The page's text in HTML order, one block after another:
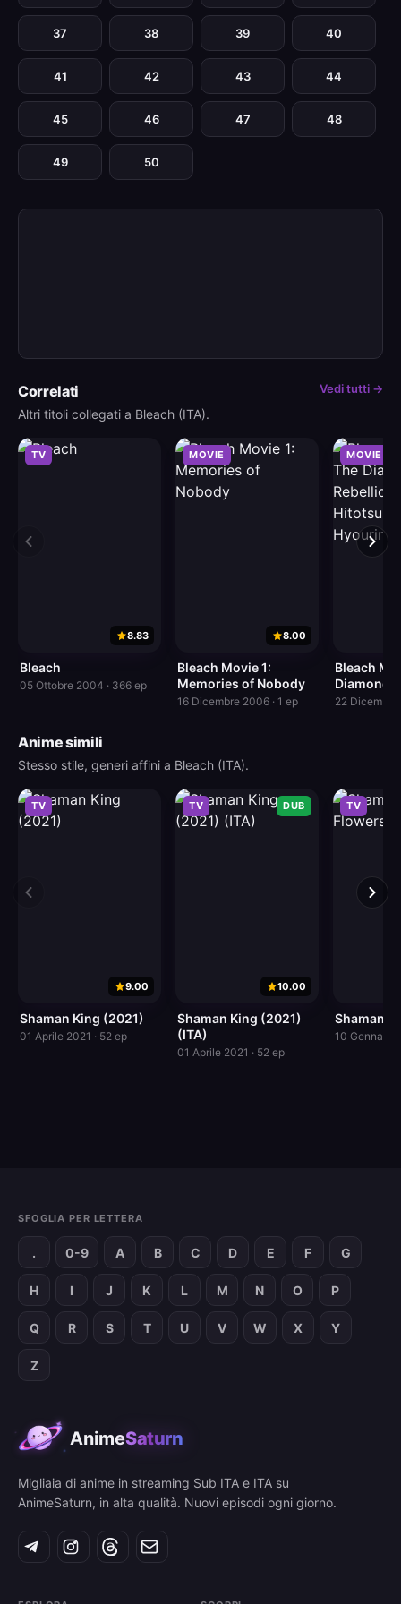
37 38 39 40
41 42 43 44
45 46 47 48
49 50
Correlati
Altri titoli collegati a Bleach (ITA).
Vedi tutti →
TV
8.83
Bleach
05 Ottobre 2004 · 366 ep
MOVIE
8.00
Bleach Movie 1:
Memories of Nobody
16 Dicembre 2006 · 1 ep
MOVIE
Bleach
Rebellion
22 Dicembre
Anime simili
Stesso stile, generi affini a Bleach (ITA).
TV
9.00
Shaman King (2021)
01 Aprile 2021 · 52 ep
TV DUB
10.00
Shaman King (2021)
(ITA)
01 Aprile 2021 · 52 ep
TV
Shaman
10 Gennaio
SFOGLIA PER LETTERA
. 0-9 A B C D E F G
H I J K L M N O P
Q R S T U V W X Y
Z
AnimeSaturn
Migliaia di anime in streaming Sub ITA e ITA su
AnimeSaturn, in alta qualità. Nuovi episodi ogni giorno.